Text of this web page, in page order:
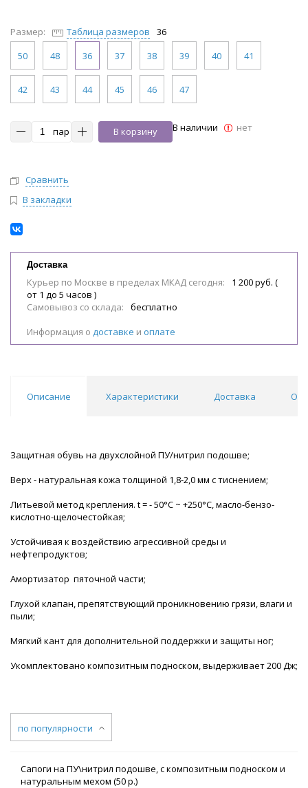
Размер: Таблица размеров
36
50
48 36 37 38 39 40 41
42 43 44 45 46 47
пар В корзину В наличии нет
Сравнить
В закладки
Доставка
Курьер по Москве в пределах МКАД сегодня:
1 200 руб. (
от 1 до 5 часов )
Самовывоз со склада:
бесплатно
Информация о доставке и оплате
Описание Характеристики Доставка
Защитная обувь на двухслойной ПУ/нитрил подошве;
Верх - натуральная кожа толщиной 1,8-2,0 мм с тиснением;
Литьевой метод крепления. t = - 50°С ~ +250°С, масло-бензо-
кислотно-щелочестойкая;
Устойчивая к воздействию агрессивной среды и
нефтепродуктов;
Амортизатор пяточной части;
Глухой клапан, препятствующий проникновению грязи, влаги и
пыли;
Мягкий кант для дополнительной поддержки и защиты ног;
Укомплектовано композитным подноском, выдерживает 200 Дж;
по популярности
Сапоги на ПУ\нитрил подошве, с композитным подноском и
натуральным мехом (50 р.)